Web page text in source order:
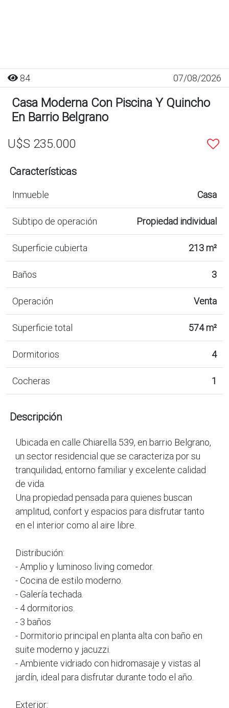
84 07/08/2026
Casa Moderna Con Piscina Y Quincho
En Barrio Belgrano
U$S 235.000
Características
Inmueble Casa
Subtipo de operación Propiedad individual
Superficie cubierta 213 m²
Baños 3
Operación Venta
Superficie total 574 m²
Dormitorios 4
Cocheras 1
Descripción
Ubicada en calle Chiarella 539, en barrio Belgrano,
un sector residencial que se caracteriza por su
tranquilidad, entorno familiar y excelente calidad
de vida.
Una propiedad pensada para quienes buscan
amplitud, confort y espacios para disfrutar tanto
en el interior como al aire libre.
Distribución:
- Amplio y luminoso living comedor.
- Cocina de estilo moderno.
- Galería techada.
- 4 dormitorios.
- 3 baños
- Dormitorio principal en planta alta con baño en
suite moderno y jacuzzi.
- Ambiente vidriado con hidromasaje y vistas al
jardín, ideal para disfrutar durante todo el año.
Exterior: